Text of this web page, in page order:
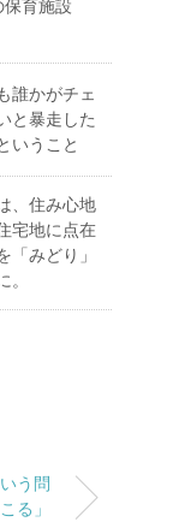
育施設
誰かがチェ
と暴走した
いうこと
、住み心地
宅地に点在
「みどり」
。
う問
る」